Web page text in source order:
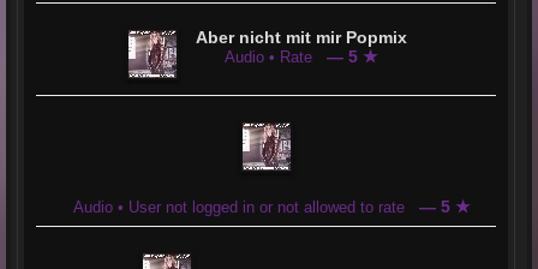
Aber nicht mit mir Popmix
Audio • Rate — 5 ★
Audio • User not logged in or not allowed to rate — 5 ★